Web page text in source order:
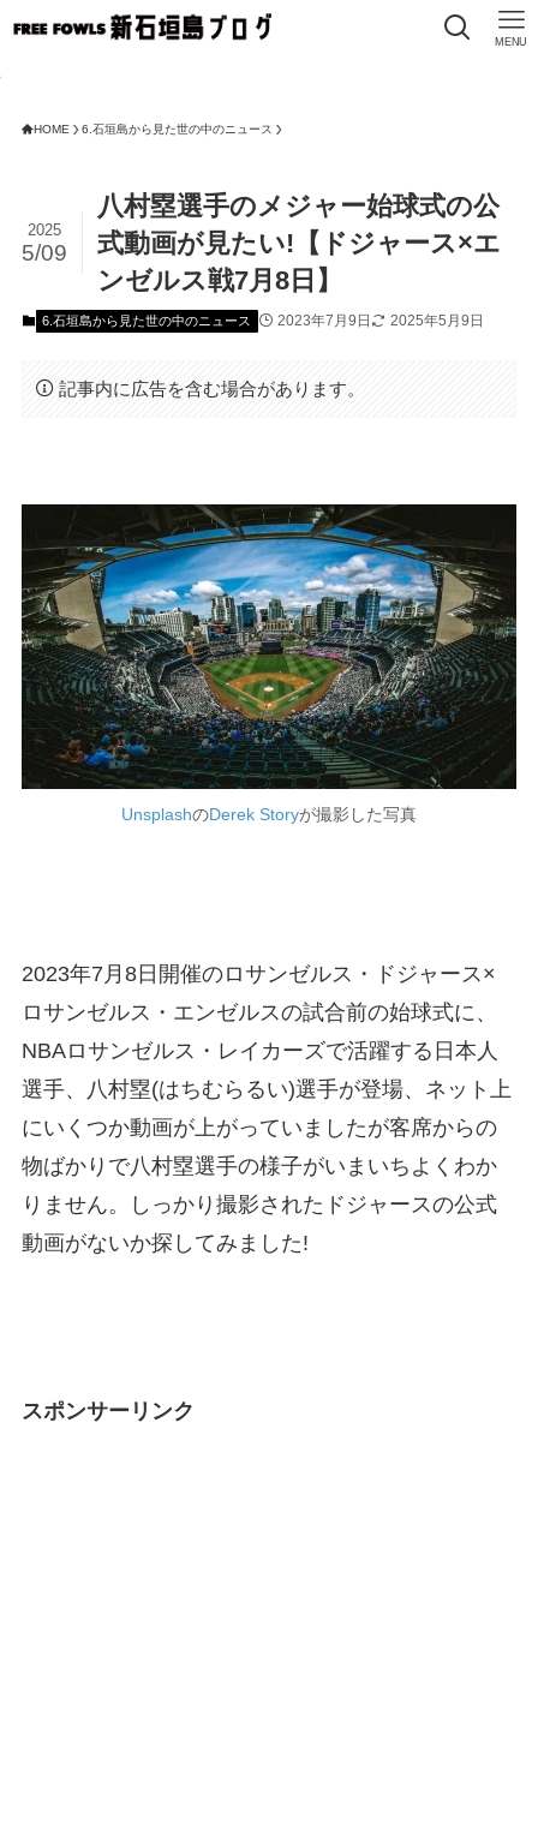
MENU
HOME 6.石垣島から見た世の中のニュース
八村塁選手のメジャー始球式の公
式動画が見たい!【ドジャース×エ
ンゼルス戦7月8日】
2025
5/09
6.石垣島から見た世の中のニュース 2023年7月9日 2025年5月9日
記事内に広告を含む場合があります。
UnsplashのDerek Storyが撮影した写真
2023年7月8日開催のロサンゼルス・ドジャース×
ロサンゼルス・エンゼルスの試合前の始球式に、
NBAロサンゼルス・レイカーズで活躍する日本人
選手、八村塁(はちむらるい)選手が登場、ネット上
にいくつか動画が上がっていましたが客席からの
物ばかりで八村塁選手の様子がいまいちよくわか
りません。しっかり撮影されたドジャースの公式
動画がないか探してみました!
スポンサーリンク